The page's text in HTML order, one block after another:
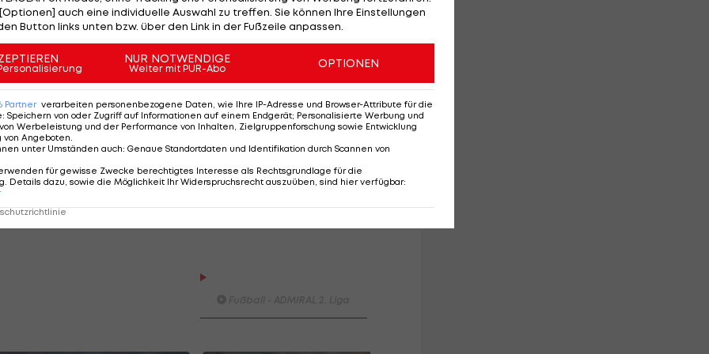
verlängert vorzeitig bis 2023
lX2HLBIMnH
(@bayer04fussball)December 23,
Vienna FC 1894
auch eine individuelle Auswahl zu treffen. Sie können Ihre Einstellungen
Button links unten bzw. über den Link in der Fußzeile anpassen.
NUR NOTWENDIGE
Weiter mit PUR-Abo OPTIONEN
Partner verarbeiten personenbezogene Daten, wie Ihre IP-Adresse und Browser-Attribute für die
: Speichern von oder Zugriff auf Informationen auf einem Endgerät; Personalisierte Werbung und
Werbeleistung und der Performance von Inhalten, Zielgruppenforschung sowie Entwicklung
von Angeboten.
unter Umständen auch: Genaue Standortdaten und Identifikation durch Scannen von
für gewisse Zwecke berechtigtes Interesse als Rechtsgrundlage für die
Details dazu, sowie die Möglichkeit Ihr Widerspruchsrecht auszuüben, sind hier verfügbar: